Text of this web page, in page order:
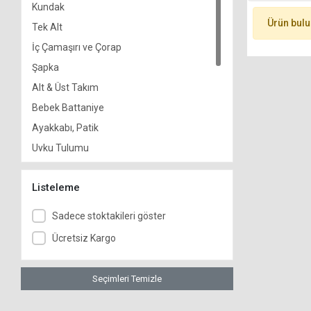
Kundak
Tek Alt
İç Çamaşırı ve Çorap
Şapka
Alt & Üst Takım
Bebek Battaniye
Ayakkabı, Patik
Uyku Tulumu
Hastane Çıkışı & Mevlit Takımı
Pijama Takım
Tulum
Mendil - Bez
Yelek
Elbise
Listeleme
Sadece stoktakileri göster
Ücretsiz Kargo
Seçimleri Temizle
Ürün